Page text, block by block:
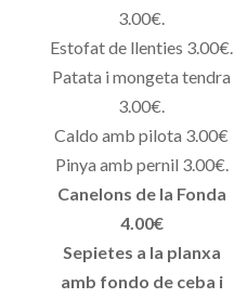
3.00€.
Estofat de llenties 3.00€.
Patata i mongeta tendra
3.00€.
Caldo amb pilota 3.00€
Pinya amb pernil 3.00€.
Canelons de la Fonda
4.00€
Sepietes a la planxa
amb fondo de ceba i